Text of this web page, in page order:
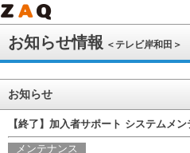
お知らせ情報 ＜テレビ岸和田＞
お知らせ
【終了】加入者サポート システムメ
メンテナンス